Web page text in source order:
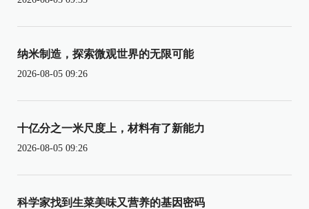
纳米制造，探索微观世界的无限可能
2026-08-05 09:26
十亿分之一米尺度上，材料有了新能力
2026-08-05 09:26
科学家找到生菜美味又营养的基因密码